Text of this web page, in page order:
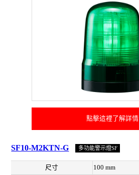
點擊這裡了解詳情
SF10-M2KTN-G 多功能警示燈SF
尺寸
100 mm